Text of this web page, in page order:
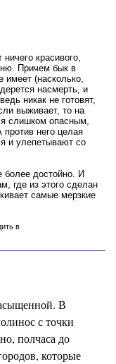
красивого,
Причем бык в
имеет (насколько,
насмерть, и
никак не готовят,
выживает, то на
слишком опасным,
него целая
и улепетывают со
более достойно. И
где из этого сделан
самые мерзкие
в
В
с точки
полчаса до
которые